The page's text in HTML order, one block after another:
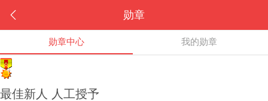
勋章
勋章中心 我的勋章
最佳新人
人工授予